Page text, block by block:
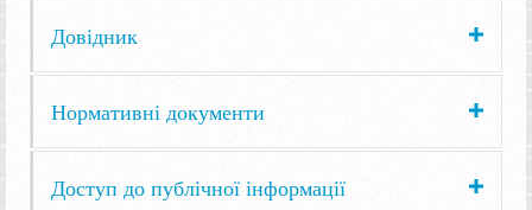
Довідник
Нормативні документи
Доступ до публічної інформації